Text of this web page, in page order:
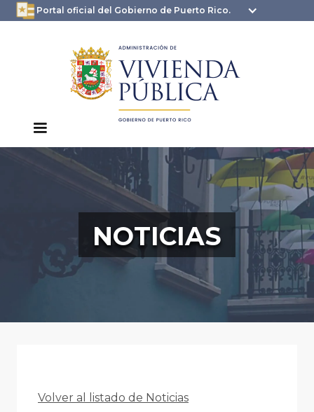
Portal oficial del Gobierno de Puerto Rico.
oficial.pr.gov
seguros .pr.gov usan
HTTPS
NOTICIAS
Volver al listado de Noticias